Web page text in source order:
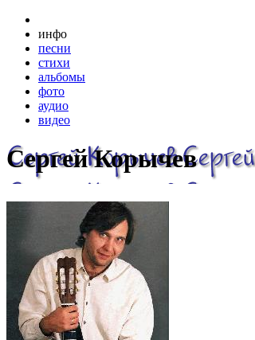
инфо
песни
стихи
альбомы
фото
аудио
видео
Сергей Корычев